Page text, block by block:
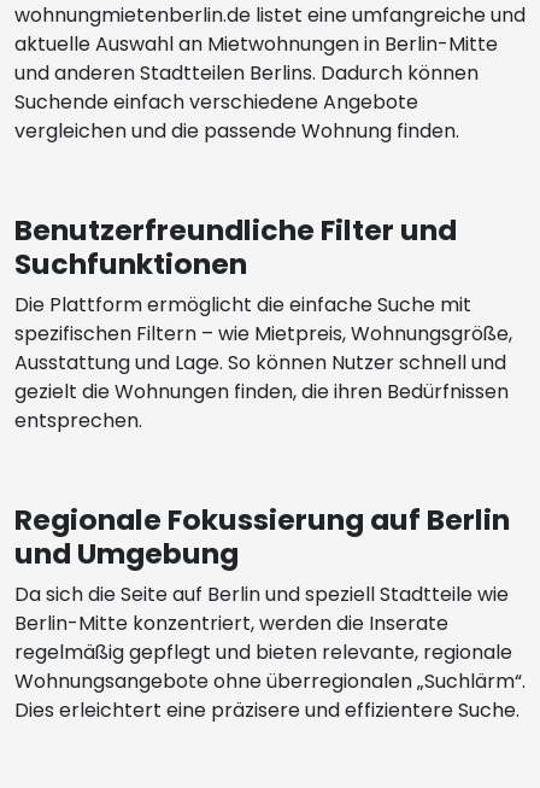
wohnungmietenberlin.de listet eine umfangreiche und
aktuelle Auswahl an Mietwohnungen in Berlin-Mitte
und anderen Stadtteilen Berlins. Dadurch können
Suchende einfach verschiedene Angebote
vergleichen und die passende Wohnung finden.
Benutzerfreundliche Filter und
Suchfunktionen
Die Plattform ermöglicht die einfache Suche mit
spezifischen Filtern – wie Mietpreis, Wohnungsgröße,
Ausstattung und Lage. So können Nutzer schnell und
gezielt die Wohnungen finden, die ihren Bedürfnissen
entsprechen.
Regionale Fokussierung auf Berlin
und Umgebung
Da sich die Seite auf Berlin und speziell Stadtteile wie
Berlin-Mitte konzentriert, werden die Inserate
regelmäßig gepflegt und bieten relevante, regionale
Wohnungsangebote ohne überregionalen „Suchlärm“.
Dies erleichtert eine präzisere und effizientere Suche.